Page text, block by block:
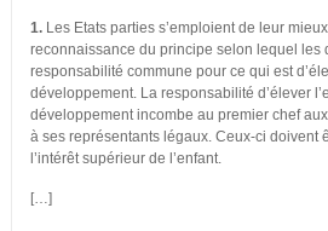
1.Les Etats parties s’emploient de leur
reconnaissance du principe selon lequel les
responsabilité commune pour ce qui est
développement. La responsabilité d’élever
développement incombe au premier chef
à ses représentants légaux. Ceux-ci doivent
l’intérêt supérieur de l’enfant.
[…]